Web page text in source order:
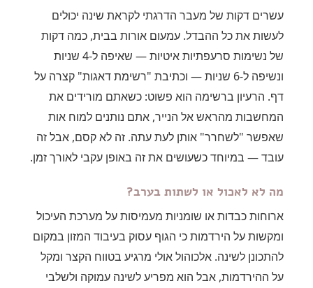
עשרים דקות של מעבר הדרגתי לקראת שינה יכולים
לעשות את כל ההבדל. עמעום אורות בבית, כמה דקות
של נשימות סרעפתיות איטיות — שאיפה ל-4 שניות
ונשיפה ל-6 שניות — וכתיבת "רשימת דאגות" קצרה על
דף. הרעיון ברשימה הוא פשוט: כשאתם מורידים את
המחשבות מהראש אל הנייר, אתם נותנים למוח אות
שאפשר "לשחרר" אותן לעת עתה. זה לא קסם, אבל זה
עובד — במיוחד כשעושים את זה באופן עקבי לאורך זמן.
מה לא לאכול או לשתות בערב?
ארוחות כבדות או שומניות מעמיסות על מערכת העיכול
ומקשות על הירדמות כי הגוף עסוק בעיבוד המזון במקום
להתכונן לשינה. אלכוהול אולי מרגיע בטווח הקצר ומקל
על ההירדמות, אבל הוא מפריע לשינה עמוקה ולשלבי